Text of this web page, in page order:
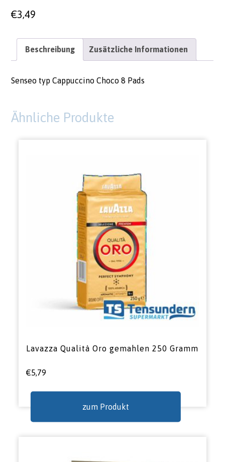
€3,49
Beschreibung Zusätzliche Informationen
Senseo typ Cappuccino Choco 8 Pads
Ähnliche Produkte
Lavazza Qualità Oro gemahlen 250 Gramm
€5,79
zum Produkt